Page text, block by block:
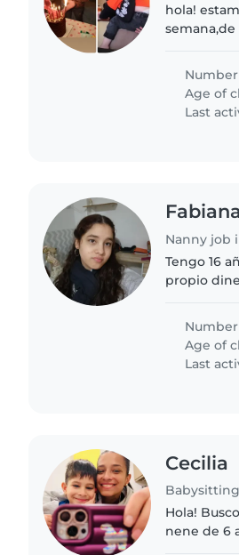
hola!
Age of
Last
Fabiana
Nanny job
Tengo 16
propio
Age of
Last
Cecilia
Hola!
nene de 6